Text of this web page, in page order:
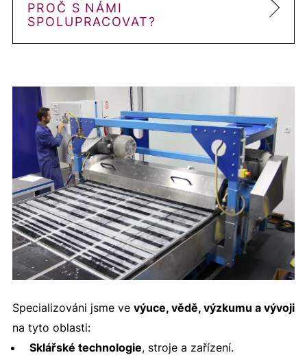
PROČ S NÁMI
SPOLUPRACOVAT?
Specializováni jsme ve výuce, vědě, výzkumu a vývoji
na tyto oblasti:
Sklářské technologie, stroje a zařízení.